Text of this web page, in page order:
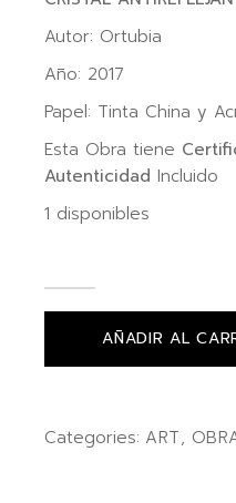
Autor: Ortubia
Año: 2017
Papel: Tinta China y
Esta Obra tiene
Autenticidad Incluido
1 disponibles
AÑADIR AL
Categories: ART,